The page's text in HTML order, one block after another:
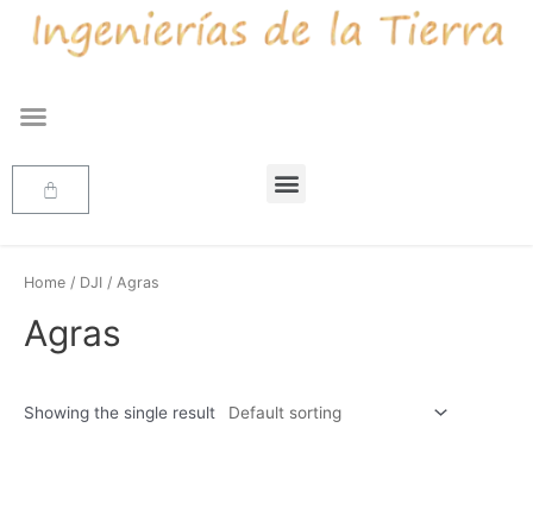
Home / DJI / Agras
Agras
Showing the single result